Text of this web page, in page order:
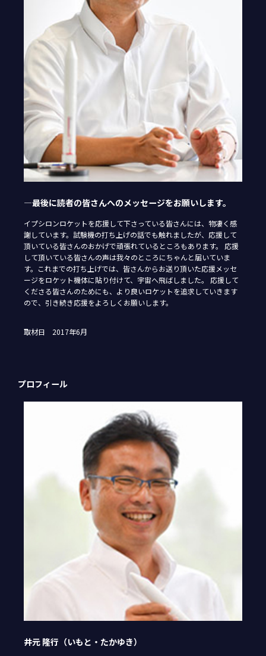
―最後に読者の皆さんへのメッセージをお願いします。
イプシロンロケットを応援して下さっている皆さんには、物凄く感
謝しています。試験機の打ち上げの話でも触れましたが、応援して
頂いている皆さんのおかげで頑張れているところもあります。 応援
して頂いている皆さんの声は我々のところにちゃんと届いていま
す。これまでの打ち上げでは、皆さんからお送り頂いた応援メッセ
ージをロケット機体に貼り付けて、宇宙へ飛ばしました。 応援して
くださる皆さんのためにも、より良いロケットを追求していきます
ので、引き続き応援をよろしくお願いします。
取材日 2017年6月
プロフィール
井元 隆行（いもと・たかゆき）